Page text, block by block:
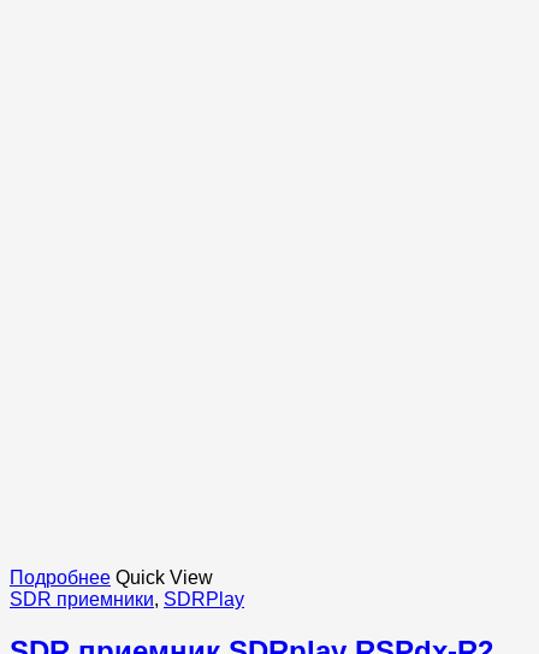
Подробнее Quick View
SDR приемники, SDRPlay